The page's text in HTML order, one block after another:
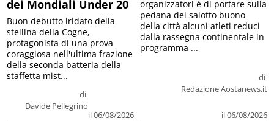
dei Mondiali Under 20
di
Davide Pellegrino
il 06/08/2026
Buon debutto iridato della
stellina della Cogne,
protagonista di una prova
coraggiosa nell'ultima frazione
della seconda batteria della
staffetta mist...
di
Redazione Aostanews.it
il 06/08/2026
organizzatori è di portare sulla
pedana del salotto buono
della città alcuni atleti reduci
dalla rassegna continentale in
programma ...